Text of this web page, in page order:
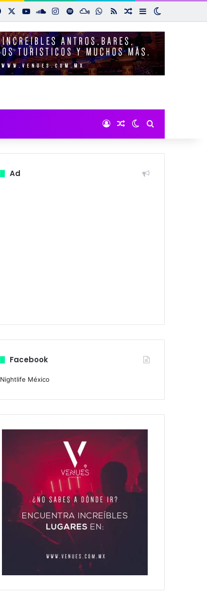
FacebookYouTubeSoundCloud
Instagram
SpotifyMixcloudWhatsApp
RSS Noticias aleatorias
Sidebar
Iniciar sesión
Noticias aleatorias
Switch skin
Buscar por:
Ad
Facebook
Nightlife México